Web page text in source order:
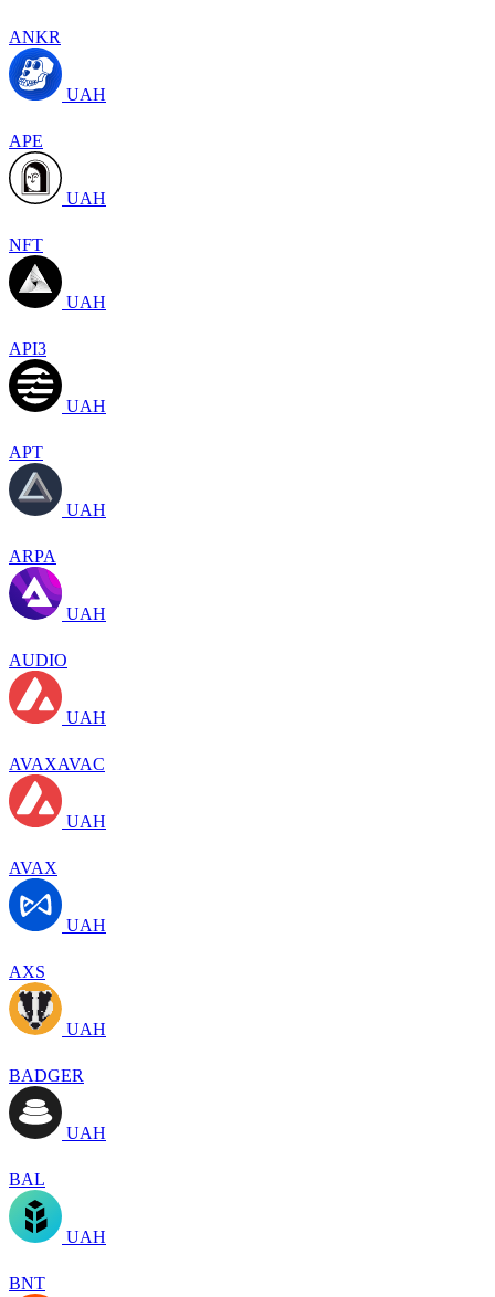
ANKR
UAH
APE
UAH
NFT
UAH
API3
UAH
APT
UAH
ARPA
UAH
AUDIO
UAH
AVAXAVAC
UAH
AVAX
UAH
AXS
UAH
BADGER
UAH
BAL
UAH
BNT